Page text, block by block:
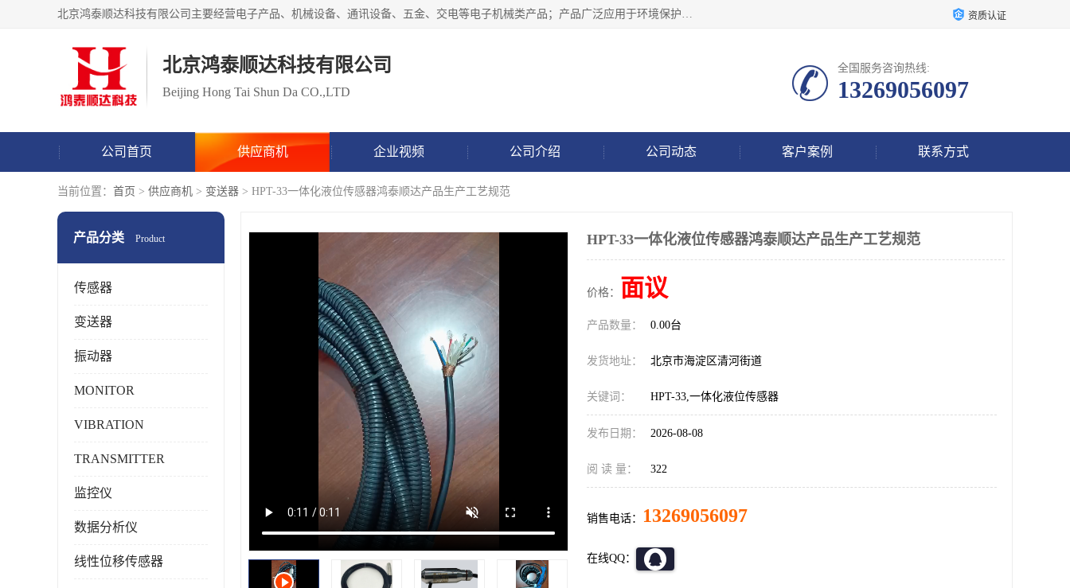
北京鸿泰顺达科技有限公司主要经营电子产品、机械设备、通讯设备、五金、交电等电子机械类产品；产品广泛应用于环境保护、石油化工、电力电子、冶金建筑、煤炭、农业、卫生防疫、教育科研等行业。并成功的与各地环境监测站、污水处理厂、卷烟厂、电厂、高校、科学院所、卫生防疫部门、煤矿、石化厂等用户建立了密切的合作关系。 资质认证
北京鸿泰顺达科技有限公司
Beijing Hong Tai Shun Da CO.,LTD
全国服务咨询热线:
13269056097
公司首页 供应商机 企业视频 公司介绍 公司动态 客户案例 联系方式
当前位置： 首页 > 供应商机 > 变送器 > HPT-33一体化液位传感器鸿泰顺达产品生产工艺规范
产品分类 Product
传感器
变送器
振动器
MONITOR
VIBRATION
TRANSMITTER
监控仪
数据分析仪
线性位移传感器
HPT-33一体化液位传感器鸿泰顺达产品生产工艺规范
价格： 面议
产品数量： 0.00台
发货地址： 北京市海淀区清河街道
关键词： HPT-33,一体化液位传感器
发布日期： 2026-08-08
阅 读 量： 322
销售电话： 13269056097
在线QQ：